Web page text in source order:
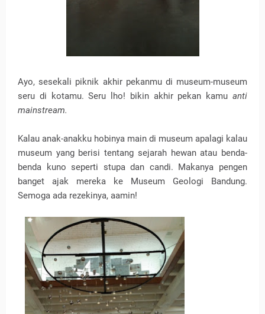
Ayo, sesekali piknik akhir pekanmu di museum-museum
seru di kotamu. Seru lho! bikin akhir pekan kamu anti
mainstream.
Kalau anak-anakku hobinya main di museum apalagi kalau
museum yang berisi tentang sejarah hewan atau benda-
benda kuno seperti stupa dan candi. Makanya pengen
banget ajak mereka ke Museum Geologi Bandung.
Semoga ada rezekinya, aamin!